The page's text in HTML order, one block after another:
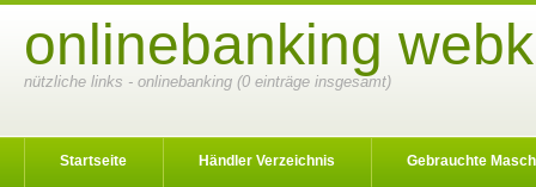
onlinebanking
nützliche links - onlinebanking (0 einträge insgesamt)
Startseite Händler Verzeichnis Gebrauchte